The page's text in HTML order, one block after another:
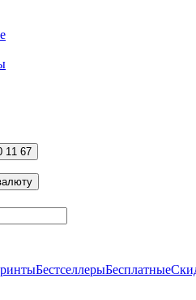
11 67
БестселлерыБесплатные